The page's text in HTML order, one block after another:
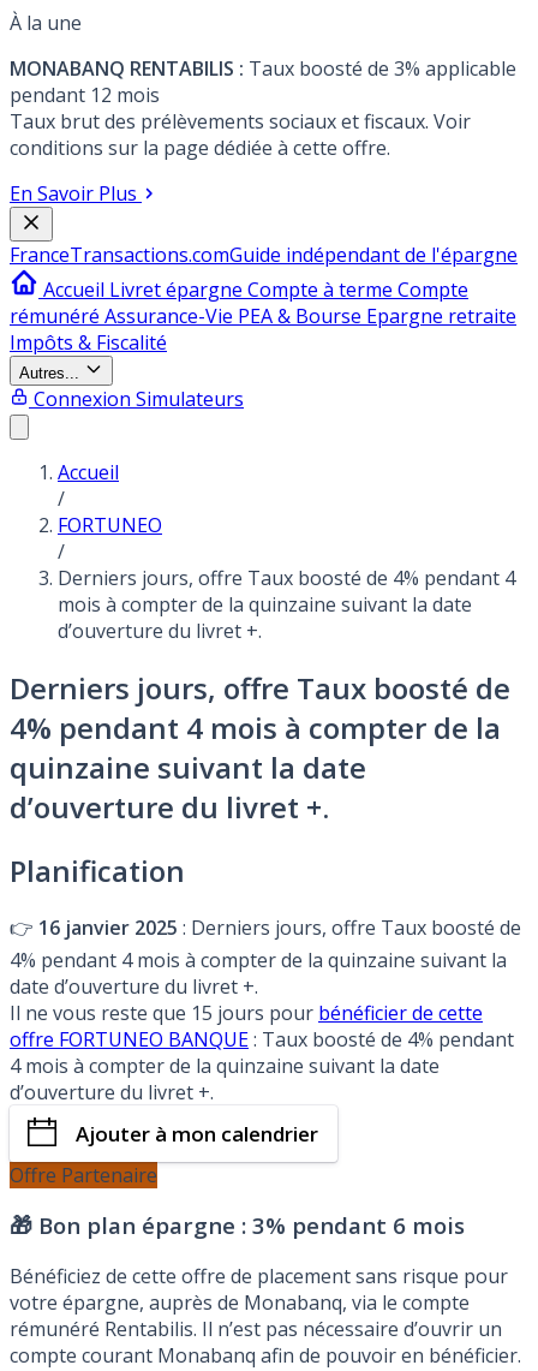
À la une
MONABANQ RENTABILIS : Taux boosté de 3% applicable
pendant 12 mois
Taux brut des prélèvements sociaux et fiscaux. Voir
conditions sur la page dédiée à cette offre.
En Savoir Plus
FranceTransactions.comGuide indépendant de l'épargne
Accueil Livret épargne Compte à terme Compte
rémunéré Assurance-Vie PEA & Bourse Epargne retraite
Impôts & Fiscalité
Autres...
Connexion Simulateurs
Accueil
/
FORTUNEO
/
Derniers jours, offre Taux boosté de 4% pendant 4
mois à compter de la quinzaine suivant la date
d’ouverture du livret +.
Derniers jours, offre Taux boosté de
4% pendant 4 mois à compter de la
quinzaine suivant la date
d’ouverture du livret +.
Planification
👉 16 janvier 2025 : Derniers jours, offre Taux boosté de
4% pendant 4 mois à compter de la quinzaine suivant la
date d’ouverture du livret +.
Il ne vous reste que 15 jours pour bénéficier de cette
offre FORTUNEO BANQUE: Taux boosté de 4% pendant
4 mois à compter de la quinzaine suivant la date
d’ouverture du livret +.
Ajouter à mon calendrier
Offre Partenaire
🎁 Bon plan épargne : 3% pendant 6 mois
Bénéficiez de cette offre de placement sans risque pour
votre épargne, auprès de Monabanq, via le compte
rémunéré Rentabilis. Il n’est pas nécessaire d’ouvrir un
compte courant Monabanq afin de pouvoir en bénéficier.